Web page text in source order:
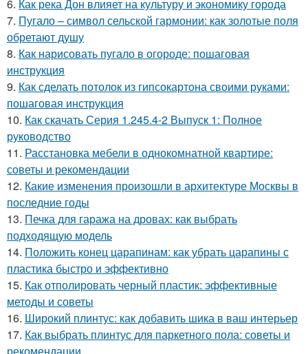
6. Как река Дон влияет на культуру и экономику города
7. Пугало – символ сельской гармонии: как золотые поля
обретают душу
8. Как нарисовать пугало в огороде: пошаговая
инструкция
9. Как сделать потолок из гипсокартона своими руками:
пошаговая инструкция
10. Как скачать Серия 1.245.4-2 Выпуск 1: Полное
руководство
11. Расстановка мебели в однокомнатной квартире:
советы и рекомендации
12. Какие изменения произошли в архитектуре Москвы в
последние годы
13. Печка для гаража на дровах: как выбрать
подходящую модель
14. Положить конец царапинам: как убрать царапины с
пластика быстро и эффективно
15. Как отполировать черный пластик: эффективные
методы и советы
16. Широкий плинтус: как добавить шика в ваш интерьер
17. Как выбрать плинтус для паркетного пола: советы и
рекомендации